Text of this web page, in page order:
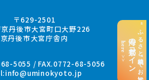
“ふるさと納税”でお支払い
海の京都コイン
here >>
〒629-2501
丹後市大宮町口大野226
京丹後市大宮庁舎内
5055 / FAX.0772-68-5056
info@uminokyoto.jp